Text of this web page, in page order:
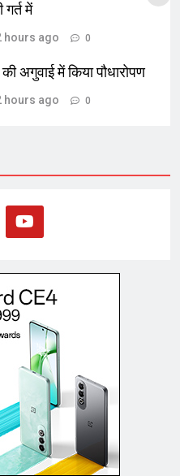
गर्त में
hours ago 0
अगुवाई में किया पौधारोपण
hours ago 0